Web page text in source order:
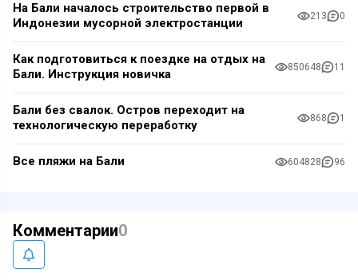
На Бали началось строительство первой в
Индонезии мусорной электростанции
213 0
Как подготовиться к поездке на отдых на
Бали. Инструкция новичка
850648 11
Бали без свалок. Остров переходит на
технологическую переработку
868 1
Все пляжи на Бали 604828 96
Комментарии0